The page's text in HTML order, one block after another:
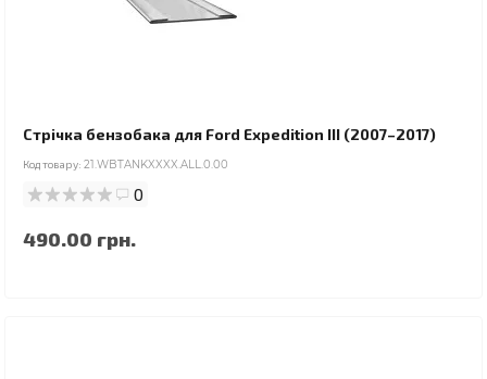
Стрічка бензобака для Ford Expedition III (2007–2017)
Код товару: 21.WBTANKXXXX.ALL.0.00
0
490.00 грн.